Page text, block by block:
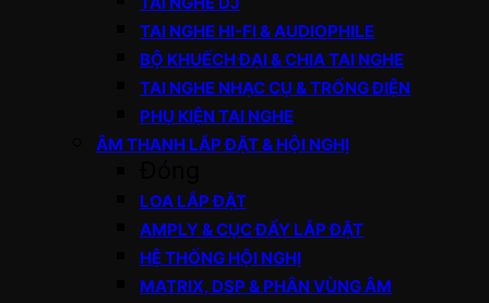
TAI NGHE HI-FI & AUDIOPHILE
BỘ KHUẾCH ĐẠI & CHIA TAI NGHE
TAI NGHE NHẠC CỤ & TRỐNG ĐIỆN
PHỤ KIỆN TAI NGHE
ÂM THANH LẮP ĐẶT & HỘI NGHỊ
LOA LẮP ĐẶT
AMPLY & CỤC ĐẨY LẮP ĐẶT
HỆ THỐNG HỘI NGHỊ
MATRIX, DSP & PHÂN VÙNG ÂM